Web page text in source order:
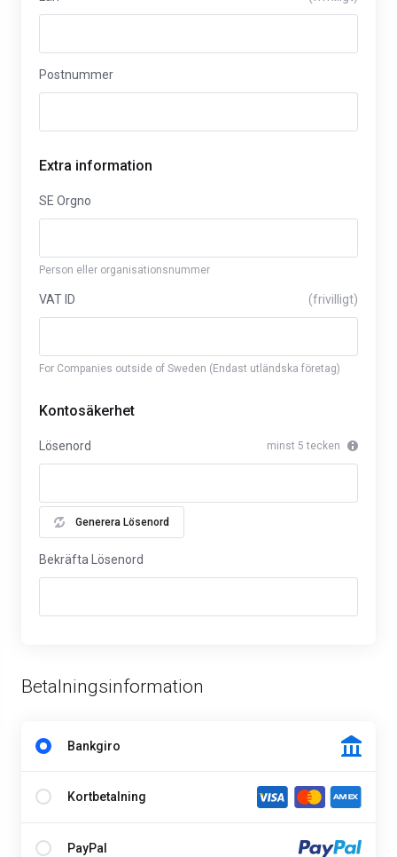
Postnummer
Extra information
SE Orgno
Person eller organisationsnummer
VAT ID (frivilligt)
For Companies outside of Sweden (Endast utländska företag)
Kontosäkerhet
Lösenord minst 5 tecken
Generera Lösenord
Bekräfta Lösenord
Betalningsinformation
Bankgiro
Kortbetalning
PayPal